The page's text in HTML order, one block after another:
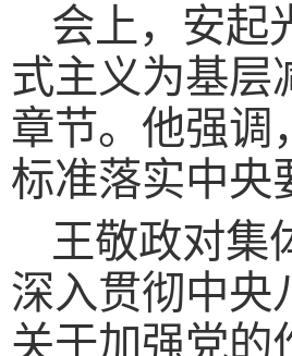
会上，安起
式主义为基层
章节。他强调
标准落实中央
王敬政对集
深入贯彻中央
关于加强党的